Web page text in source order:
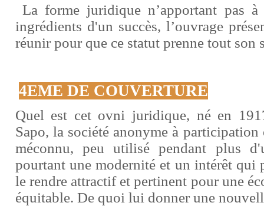
La forme juridique n’apportant pas
ingrédients d'un succès, l’ouvrage
réunir pour que ce statut prenne tout son
4EME DE COUVERTURE
Quel est cet ovni juridique, né en
Sapo, la société anonyme à
méconnu, peu utilisé pendant plus
pourtant une modernité et un intérêt qui
le rendre attractif et pertinent pour une
équitable. De quoi lui donner une